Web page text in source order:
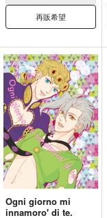
再販希望
Ogni giorno mi
innamoro' di te.